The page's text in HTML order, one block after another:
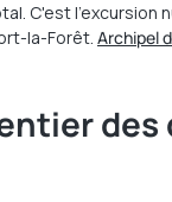
C'est l'excursion
la-Forêt. Archipel
des